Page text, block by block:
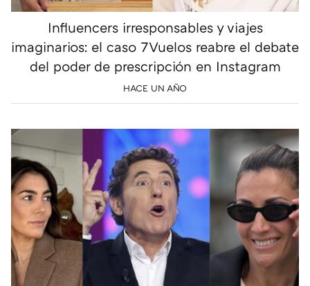
Influencers irresponsables y viajes
imaginarios: el caso 7Vuelos reabre el debate
del poder de prescripción en Instagram
HACE UN AÑO